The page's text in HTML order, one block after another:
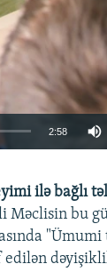
2:58
ilə bağlı
Məclisin bu
"Ümumi
edilən